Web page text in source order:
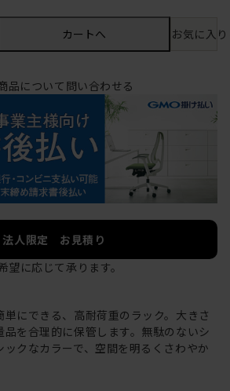
カートへ お気に入
品について問い合わせる
法人限定 お見積り
望に応じて承ります。
にできる、高耐荷重のラック。大きさ
を合理的に保管します。無駄のないシ
ックなカラーで、空間を明るくさわやか